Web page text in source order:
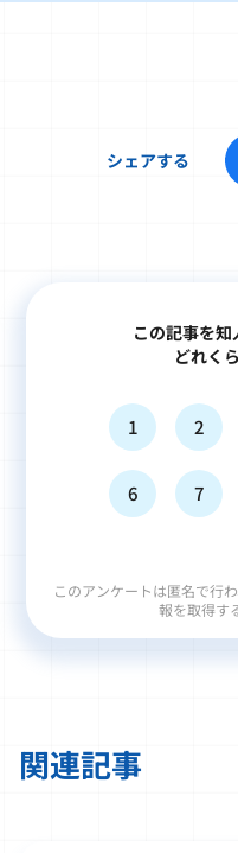
シェアする
この記事を知
どれく
1 2
6 7
このアンケートは匿名で行
報を取得す
関連記事